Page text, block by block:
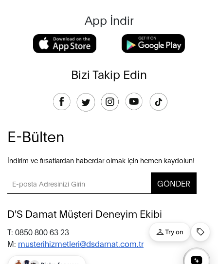
App İndir
Bizi Takip Edin
E-Bülten
İndirim ve fırsatlardan haberdar olmak için hemen kaydolun!
GÖNDER
D'S Damat Müşteri Deneyim Ekibi
T: 0850 800 63 23
M: musterihizmetleri@dsdamat.com.tr